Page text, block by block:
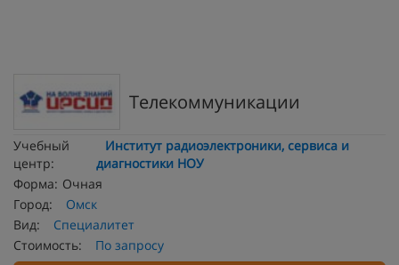
Телекоммуникации
Учебный
центр:
Институт радиоэлектроники, сервиса и
диагностики НОУ
Форма: Очная
Город:
Омск
Вид:
Специалитет
Стоимость:
По запросу